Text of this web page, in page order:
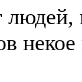
некое